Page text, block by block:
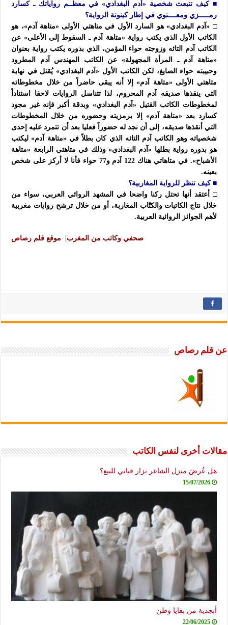
■ كيف تنبعث شخصية «آدم البغدادي» في معظــم رواياتك ـ كسارد
رمـــــزي ومعــــنوي في إطار كينونة الرواية؟
□ «آدم البغدادي» هو السارد الأول في متاهتي الأولى «متاهة آدم»، هو
الكاتب الأول الذي يكتب رواية «متاهة آدم ـ السقوط إلى الأعلى» عن
الكاتب آدم التائه وزوجته حواء المؤمن، الذي بدوره يكتب رواية بعنوان
«متاهة آدم ـ المرأة المجهولة» عن الكاتب المهندس آدم المطرود
وحبيبته حواء الصايغ، لكن الكاتب الأول «آدم البغدادي» يُقتل في نهاية
متاهتي الأولى «متاهة آدم» إلا أنه يبقى حاضراً من خلال مخطوطاته
التي ينقذها صديقه آدم المحروم، لذا تتناسل الروايات لاحقا استناداً
لمخطوطات الكاتب القتيل «آدم البغدادي» وبدقة أكبر فإنه غير مجود
كسارد بعد «متاهة آدم» إلا برمزيته وحضوره من خلال المخطوطات
التي أنقذها صديقه، إلى أن نجد له حضوراً فعليا بعد أن تتمرد عليه إحدى
شخصياته وهو الكاتب آدم التائه الذي كان بطلاً في «متاهة آدم» ليكتب
هو بدوره رواية بطلها «آدم البغدادي» وذلك في متاهتي الرابعة «متاهة
الأشباح». في متاهاتي هناك 122 آدم و77 حواء فأنا لا أركز على شخص
بعينه.
■ كيف تنظر للرواية المغاربية؟
□ أعتقد أنها تحتل ركنا واضحا في المشهد الروائي العربي، سواء من
خلال نتاج الكاتبات والكتّاب المغاربة، أو من خلال ترشح روايات مغربية
لأهم الجوائز الروائية العربية.
صحفي وكاتب من المغرب| موقع قلم رصاص
عن قلم رصاص
مقالات أخرى لنفس الكاتب
هل عُرضَ منزل الشاعر نزار قباني للبيع؟
15/07/2026
أبجدية من بقايا وطن
22/06/2025